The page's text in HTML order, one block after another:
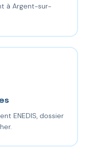
à Argent-sur-
ENEDIS, dossier